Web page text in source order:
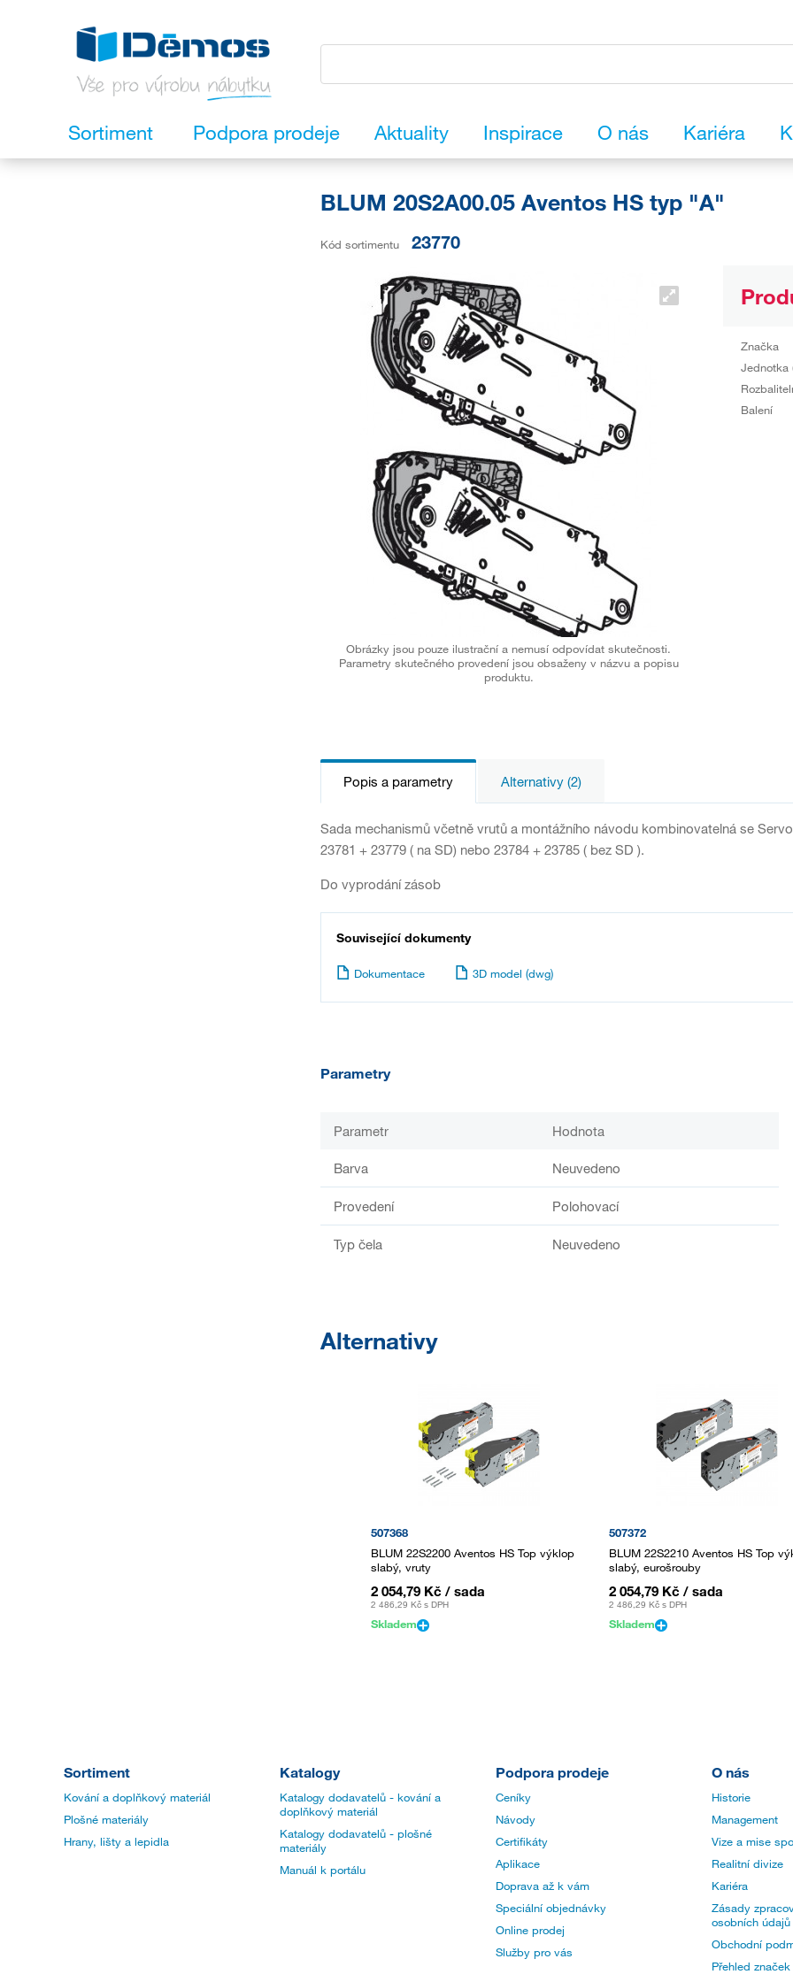
Sortiment Podpora prodeje Aktuality Inspirace O nás Kariéra
BLUM 20S2A00.05 Aventos HS typ "A"
Kód sortimentu 23770
Obrázky jsou pouze ilustrační a nemusí odpovídat skutečnosti.
Parametry skutečného provedení jsou obsaženy v názvu a popisu
produktu.
Značka
Jednotka
Balení
Popis a parametry Alternativy (2)
Sada mechanismů včetně vrutů a montážního návodu kombinovatelná se
23781 + 23779 ( na SD) nebo 23784 + 23785 ( bez SD ).
Do vyprodání zásob
Související dokumenty
Dokumentace 3D model (dwg)
Parametry
Parametr Hodnota
Barva Neuvedeno
Provedení Polohovací
Typ čela Neuvedeno
Alternativy
507368
BLUM 22S2200 Aventos HS Top výklop
slabý, vruty
2 054,79 Kč / sada
2 486,29 Kč s DPH
Skladem
507372
BLUM 22S2210 Aventos HS Top
slabý, eurošrouby
2 054,79 Kč / sada
2 486,29 Kč s DPH
Skladem
Sortiment
Kování a doplňkový materiál
Plošné materiály
Hrany, lišty a lepidla
Katalogy
Katalogy dodavatelů - kování a
doplňkový materiál
Katalogy dodavatelů - plošné
materiály
Manuál k portálu
Podpora prodeje
Ceníky
Návody
Certifikáty
Aplikace
Doprava až k vám
Speciální objednávky
Online prodej
Služby pro vás
O nás
Historie
Management
Vize a mise
Realitní divize
Kariéra
Zásady
osobních údajů
Obchodní
Přehled značek